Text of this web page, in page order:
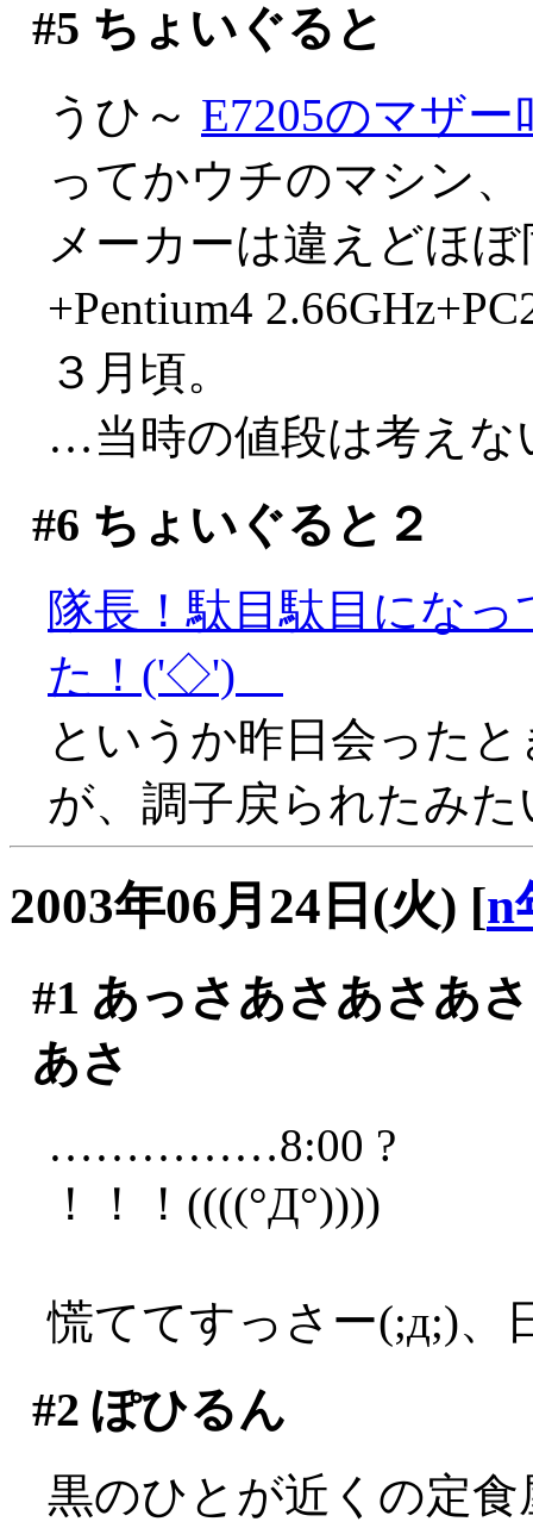
#5 ちょいぐると
うひ～ E7205のマザー
ってかウチのマシン、
メーカーは違えどほ
+Pentium4
３月頃。
…当時の値段は考えな
#6 ちょいぐると２
隊長！駄目駄目にな
た！('◇')ゞ
というか昨日会った
が、調子戻られたみ
2003年06月24日(火) [n
#1 あっさあさあさあ
あさ
……………8:00 ?
！！！((((°Д°))))
慌ててすっさー(;д;)、
#2 ぽひるん
黒のひとが近くの定